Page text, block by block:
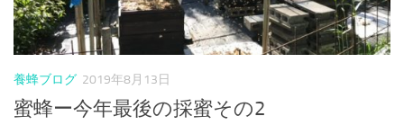
養蜂ブログ 2019年8月13日
蜜蜂ー今年最後の採蜜その2